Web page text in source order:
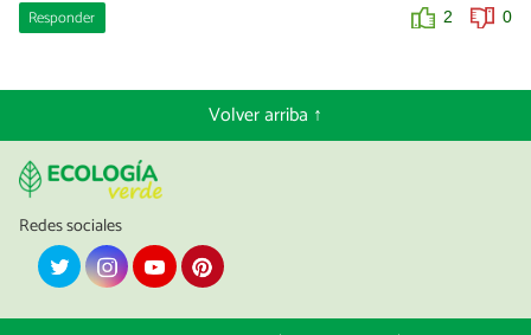
Responder 2 0
Volver arriba ↑
Redes sociales